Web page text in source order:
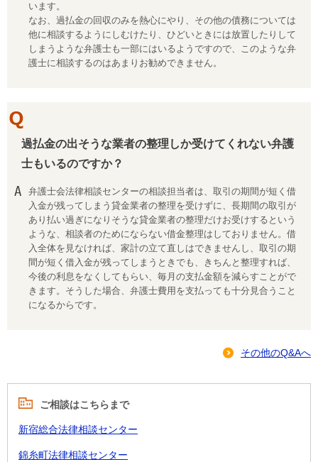
います。
なお、過払金の回収のみを熱心にやり、その他の債務については
他に相談するようにしむけたり、ひどいときには放置したりして
しまうような弁護士も一部にはいるようですので、このような弁
護士に相談するのはあまりお勧めできません。
過払金の出そうな業者の整理しか受けてくれない弁護
士もいるのですか？
弁護士会法律相談センターの相談担当者は、取引の期間が短く借
入金が残ってしまう貸金業者の整理を受けずに、長期間の取引が
あり払い過ぎになりそうな貸金業者の整理だけお受けするという
ような、相談者のためにならない借金整理はしておりません。借
入全体を見なければ、家計の立て直しはできませんし、取引の期
間が短く借入金が残ってしまうときでも、きちんと整理すれば、
今後の利息をなくしてもらい、毎月の支払金額を減らすことがで
きます。そうした場合、弁護士費用を支払っても十分見合うこと
になるからです。
その他のQ&Aへ
ご相談はこちらまで
新宿総合法律相談センター
錦糸町法律相談センター